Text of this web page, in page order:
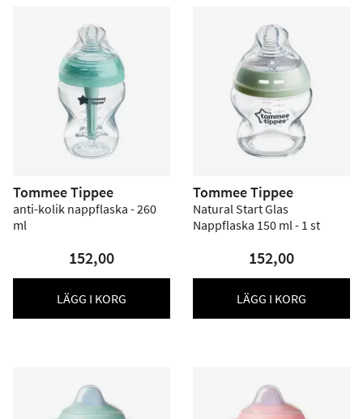
Tommee Tippee
anti-kolik nappflaska - 260
ml
152,00
LÄGG I KORG
Tommee Tippee
Natural Start Glas
Nappflaska 150 ml - 1 st
152,00
LÄGG I KORG